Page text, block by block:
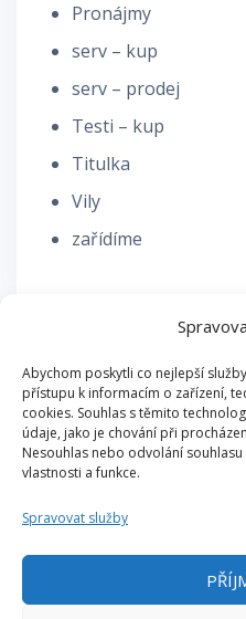
Abychom poskytli co nejlepší
přístupu k informacím o zařízení,
cookies. Souhlas s těmito
údaje, jako je chování při
Nesouhlas nebo odvolání
vlastnosti a funkce.
Spravovat služby
Pronájmy
serv – kup
serv – prodej
Testi – kup
Titulka
Vily
zařídíme
ZÁKLADNÍ
Přihlásit se
Zdroj kanálů
Kanál komentářů
Česká lokalizace